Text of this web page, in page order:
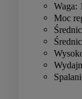
Waga:
Moc